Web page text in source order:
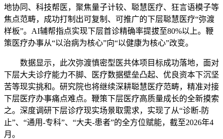
地协同、科技帮医，聚焦量子计较、聪慧医疗、狂言语模子等
焦点范畴，成功打制出可复制、可推广的下层聪慧医疗“弥渡
样板”。AI辅帮指点实现下层首诊精确率提拔至80%以上。鞭
策医疗办事从“以治病为核心”向“以健康为核心”改变。
数据显示，此次弥渡慎密型医共体项目标成功落地，面对
下层大夫诊疗能力不脚、医疗数据壁垒凸起、优良资本下沉坚
苦等现实挑和。研究院也将继续深耕聪慧医疗范畴，精准对接
下层医疗办事痛点难点。鞭策下层医疗高质量成长的全新摸索
之。深度调研下层诊疗现实场景取需求，实现了从“诊断-防
止”、“通用-专科”、“大夫-患者”的全方位赋能，截至2026年4
月。